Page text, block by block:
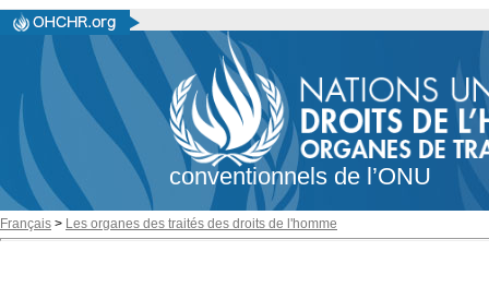
conventionnels de l’ONU
Français > Les organes des traités des droits de l'homme